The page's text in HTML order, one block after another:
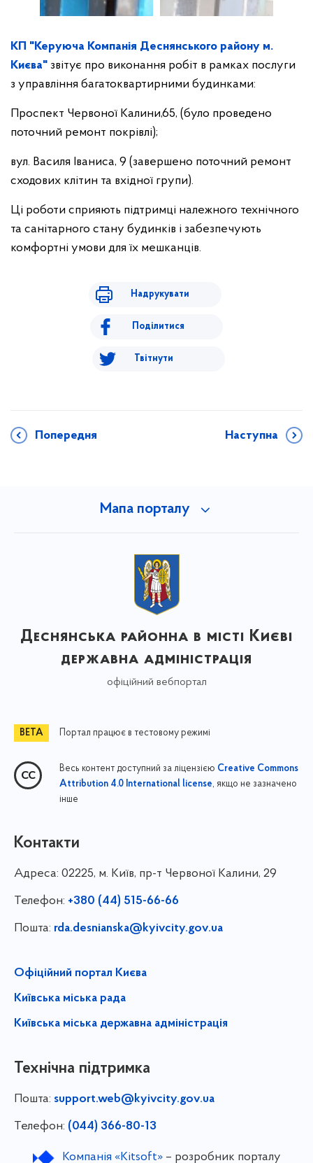
КП "Керуюча Компанія Деснянського району м.
Києва" звітує про виконання робіт в рамках послуги
з управління багатоквартирними будинками:
Проспект Червоної Калини,65, (було проведено
поточний ремонт покрівлі);
вул. Василя Іваниса, 9 (завершено поточний ремонт
сходових клітин та вхідної групи).
Ці роботи сприяють підтримці належного технічного
та санітарного стану будинків і забезпечують
комфортні умови для їх мешканців.
Надрукувати
Поділитися
Твітнути
Попередня Наступна
Мапа порталу
Деснянська районна в місті Києві
державна адміністрація
офіційний вебпортал
Портал працює в тестовому режимі
Весь контент доступний за ліцензією Creative Commons
Attribution 4.0 International license, якщо не зазначено
інше
Контакти
Адреса: 02225, м. Київ, пр-т Червоної Калини, 29
Телефон: +380 (44) 515-66-66
Пошта: rda.desnianska@kyivcity.gov.ua
Офіційний портал Києва
Київська міська рада
Київська міська державна адміністрація
Технічна підтримка
Пошта: support.web@kyivcity.gov.ua
Телефон: (044) 366-80-13
Компанія «Kitsoft»– розробник порталу